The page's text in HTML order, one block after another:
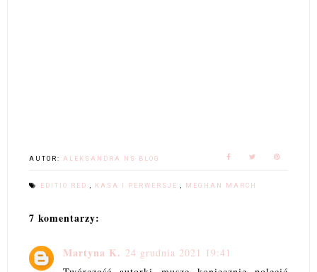
AUTOR: ALEKSANDRA NS BLOG
EDITIO RED , KASA I PERWERSJE , MEGHAN MARCH
7 komentarzy:
Martyna K. 24 grudnia 2021 19:41